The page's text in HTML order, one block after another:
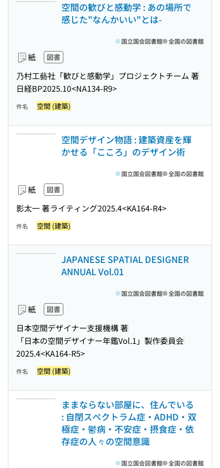
空間の歓びと感動学 : あの場所で
感じた"なんかいい"とは-
紙 図書
乃村工藝社「歓びと感動学」プロジェクトチーム 著
日経BP2025.10<NA134-R9>
国立国会図書館 全国の図書館
件名 空間 (建築)
空間デザイン物語 : 建築資産を輝
かせる「こころ」のデザイン術
紙 図書
影太一 著ライティング2025.4<KA164-R4>
国立国会図書館 全国の図書館
件名 空間 (建築)
JAPANESE SPATIAL DESIGNER
ANNUAL Vol.01
紙 図書
日本空間デザイナー支援機構 著
「日本の空間デザイナー年鑑Vol.1」製作委員会
2025.4<KA164-R5>
国立国会図書館 全国の図書館
件名 空間 (建築)
ままならない部屋に、住んでいる
: 自閉スペクトラム症・ADHD・双
極症・鬱病・不安症・摂食症・依
存症の人々の空間意識
国立国会図書館 全国の図書館